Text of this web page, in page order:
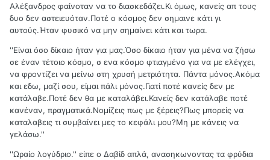
Αλέξανδρος φαίνοταν να το διασκεδάζει.Κι όμως, κανείς απ τους
δυο δεν αστειευόταν.Ποτέ ο κόσμος δεν σημαινε κάτι γι
αυτούς.Ήταν φυσικό να μην σημαίνει κάτι και τωρα.
''Είναι όσο δίκαιο ήταν για μας.Όσο δίκαιο ήταν για μένα να ζήσω
σε έναν τέτοιο κόσμο, σ ενα κόσμο φτιαγμένο για να με ελέγχει,
να φροντίζει να μείνω στη χρυσή μετριότητα. Πάντα μόνος.Ακόμα
και εδω, μαζί σου, είμαι πάλι μόνος.Γιατί ποτέ κανείς δεν με
κατάλαβε.Ποτέ δεν θα με καταλάβει.Κανείς δεν κατάλαβε ποτέ
κανέναν, πραγματικά.Νομίζεις πως με ξέρεις?Πως μπορείς να
καταλαβεις τι συμβαίνει μες το κεφάλι μου?Μη με κάνεις να
γελάσω.''
''Ωραίο λογύδριο.'' είπε ο Δαβίδ απλά, ανασηκωνοντας τα φρύδια